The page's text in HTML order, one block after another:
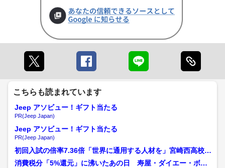
こちらも読まれています
Jeep アソビュー！ギフト当たる
PR(Jeep Japan)
Jeep アソビュー！ギフト当たる
PR(Jeep Japan)
初回入試の倍率7.36倍「世界に通用する人材を」宮崎西高校附
属中学校 誕生の記録...
消費税分「5%還元」に沸いたあの日 寿屋・ダイエー・ボン